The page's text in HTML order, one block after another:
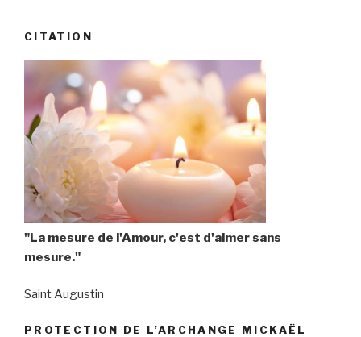
CITATION
"La mesure de l'Amour, c'est d'aimer sans
mesure."
Saint Augustin
PROTECTION DE L’ARCHANGE MICKAËL